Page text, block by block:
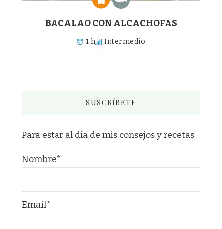
BACALAO CON ALCACHOFAS
1 h Intermedio
SUSCRÍBETE
Para estar al día de mis consejos y recetas
Nombre*
Email*